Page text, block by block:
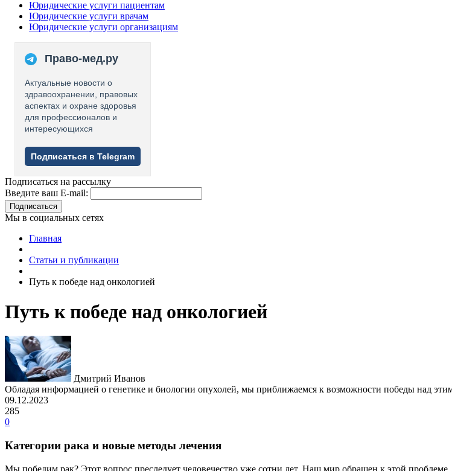
Юридические услуги пациентам
Юридические услуги врачам
Юридические услуги организациям
Право-мед.ру
Актуальные новости о
здравоохранении, правовых
аспектах и охране здоровья
для профессионалов и
интересующихся
Подписаться в Telegram
Подписаться на рассылку
Введите ваш E-mail:
Подписаться
Мы в социальных сетях
Главная
Статьи и публикации
Путь к победе над онкологией
Путь к победе над онкологией
Дмитрий Иванов
Обладая информацией о генетике и биологии опухолей, мы приближаемся к возможности победы над
09.12.2023
285
0
Категории рака и новые методы лечения
Мы победим рак? Этот вопрос преследует человечество уже сотни лет. Наш мир обращен к этой